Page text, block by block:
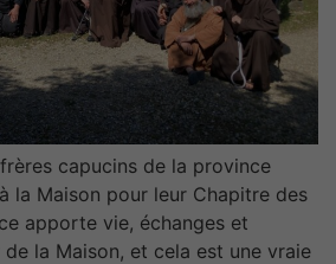
capucins de la province
la Maison pour leur Chapitre des
apporte vie, échanges et
la Maison, et cela est une vraie